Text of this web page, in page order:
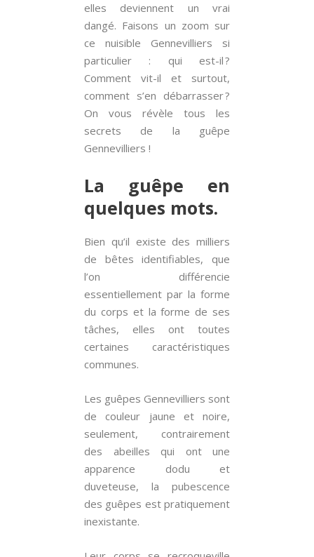
elles deviennent un vrai
dangé. Faisons un zoom sur
ce nuisible Gennevilliers si
particulier : qui est-il ?
Comment vit-il et surtout,
comment s’en débarrasser ?
On vous révèle tous les
secrets de la guêpe
Gennevilliers !
La guêpe en
quelques mots.
Bien qu’il existe des milliers
de bêtes identifiables, que
l’on différencie
essentiellement par la forme
du corps et la forme de ses
tâches, elles ont toutes
certaines caractéristiques
communes.
Les guêpes Gennevilliers sont
de couleur jaune et noire,
seulement, contrairement
des abeilles qui ont une
apparence dodu et
duveteuse, la pubescence
des guêpes est pratiquement
inexistante.